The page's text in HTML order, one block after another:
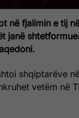
në fjalimin e tij
janë
shqiptarëve
vetëm në